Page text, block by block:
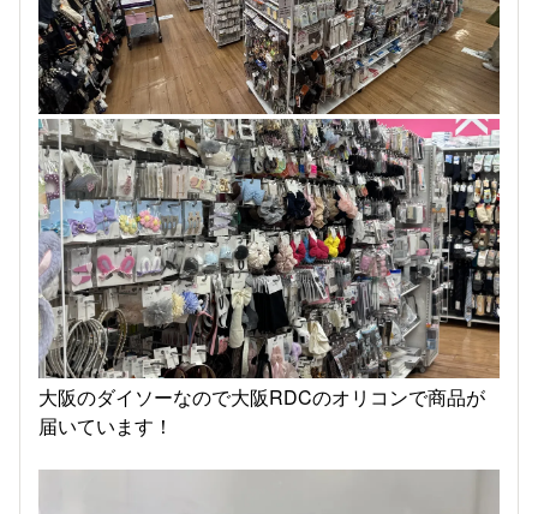
大阪のダイソーなので大阪RDCのオリコンで商品が
届いています！